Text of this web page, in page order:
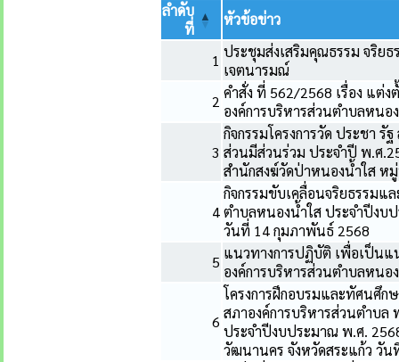
ลำดับ
ที่
หัวข้อข่าว
1 ประชุมส่งเสริมคุณธรรม จริยธ
เจตนารมณ์
2 คำสั่ง ที่ 562/2568 เรื่อง แต่ง
องค์การบริหารส่วนตำบลหน
3
กิจกรรมโครงการวัด ประชา
ส่วนมีส่วนร่วม ประจำปี พ.ศ
สำนักสงฆ์วัดป่าหนองน้ำใส ห
4
กิจกรรมขับเคลื่อนจริยธรรมแ
ตำบลหนองน้ำใส ประจำปีงบ
วันที่ 14 กุมภาพันธ์ 2568
5 แนวทางการปฏิบัติ เพื่อเป็นแ
องค์การบริหารส่วนตำบลหนอ
6
โครงการฝึกอบรมและทัศนศึ
สภาองค์การบริหารส่วนตำบ
ประจำปีงบประมาณ พ.ศ.
วัฒนานคร จังหวัดสระแก้ว วั